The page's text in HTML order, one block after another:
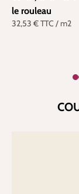
32,53 €TTC / m2
le rouleau